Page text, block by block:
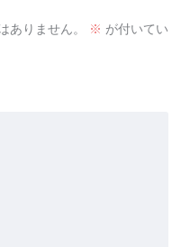
ありません。 ※ が付いてい